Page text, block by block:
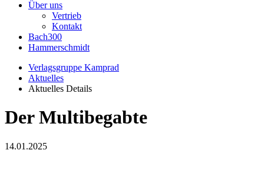
Über uns
Vertrieb
Kontakt
Bach300
Hammerschmidt
Verlagsgruppe Kamprad
Aktuelles
Aktuelles Details
Der Multibegabte
14.01.2025